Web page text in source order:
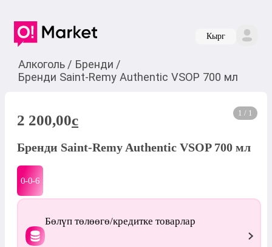
Кырг
Алкоголь / Бренди /
Бренди Saint-Remy Authentic VSOP 700 мл
1 / 1
2 200,00c
Бренди Saint-Remy Authentic VSOP 700 мл
0-0-6
Бөлүп төлөөгө/кредитке товарлар